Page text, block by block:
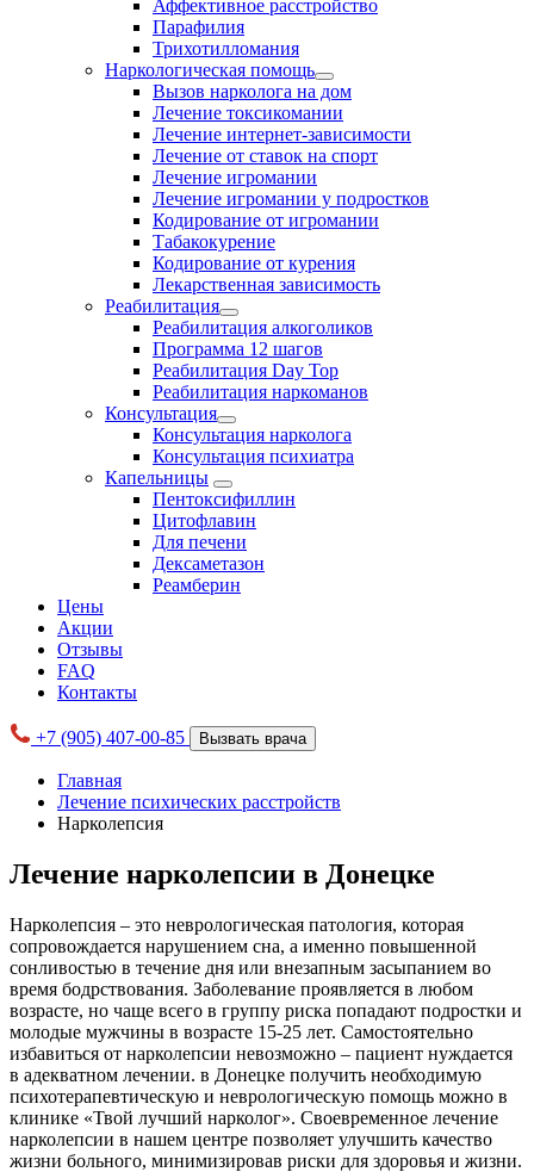
Аффективное расстройство
Парафилия
Трихотилломания
Наркологическая помощь
Вызов нарколога на дом
Лечение токсикомании
Лечение интернет-зависимости
Лечение от ставок на спорт
Лечение игромании
Лечение игромании у подростков
Кодирование от игромании
Табакокурение
Кодирование от курения
Лекарственная зависимость
Реабилитация
Реабилитация алкоголиков
Программа 12 шагов
Реабилитация Day Top
Реабилитация наркоманов
Консультация
Консультация нарколога
Консультация психиатра
Капельницы
Пентоксифиллин
Цитофлавин
Для печени
Дексаметазон
Реамберин
Цены
Акции
Отзывы
FAQ
Контакты
+7 (905) 407-00-85 Вызвать врача
Главная
Лечение психических расстройств
Нарколепсия
Лечение нарколепсии в Донецке
Нарколепсия – это неврологическая патология, которая
сопровождается нарушением сна, а именно повышенной
сонливостью в течение дня или внезапным засыпанием во
время бодрствования. Заболевание проявляется в любом
возрасте, но чаще всего в группу риска попадают подростки и
молодые мужчины в возрасте 15-25 лет. Самостоятельно
избавиться от нарколепсии невозможно – пациент нуждается
в адекватном лечении. в Донецке получить необходимую
психотерапевтическую и неврологическую помощь можно в
клинике «Твой лучший нарколог». Своевременное лечение
нарколепсии в нашем центре позволяет улучшить качество
жизни больного, минимизировав риски для здоровья и жизни.